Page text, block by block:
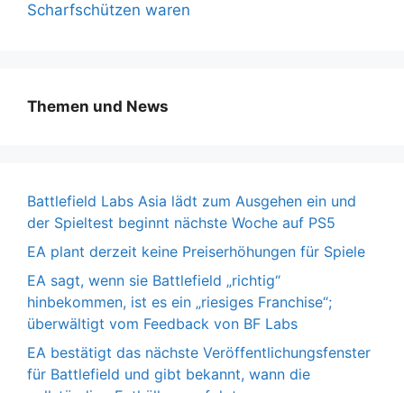
Scharfschützen waren
Themen und News
Battlefield Labs Asia lädt zum Ausgehen ein und
der Spieltest beginnt nächste Woche auf PS5
EA plant derzeit keine Preiserhöhungen für Spiele
EA sagt, wenn sie Battlefield „richtig“
hinbekommen, ist es ein „riesiges Franchise“;
überwältigt vom Feedback von BF Labs
EA bestätigt das nächste Veröffentlichungsfenster
für Battlefield und gibt bekannt, wann die